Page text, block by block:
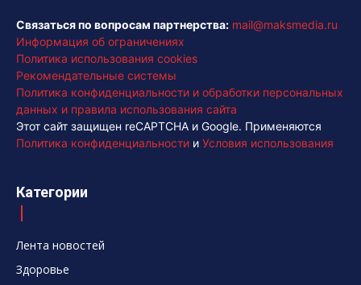
Связаться по вопросам партнерства: mail@maksmedia.ru
Информация об ограничениях
Политика использования cookies
Рекомендательные системы
Политика конфиденциальности и обработки персональных
данных и правила использования сайта
Этот сайт защищен reCAPTCHA и Google. Применяются
Политика конфиденциальности и Условия использования
Категории
Лента новостей
Здоровье